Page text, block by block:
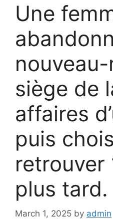
Une
siège de
affaires
puis
retrouver
plus tard.
March 1, 2025 by admin